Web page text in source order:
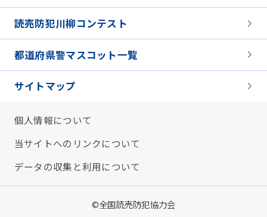
読売防犯川柳コンテスト
都道府県警マスコット一覧
サイトマップ
個人情報について
当サイトへのリンクについて
データの収集と利用について
©全国読売防犯協力会